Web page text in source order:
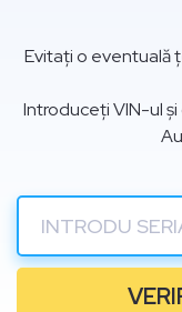
Evitați o eventuală
Introduceți VIN-ul